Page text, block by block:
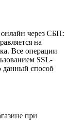
онлайн через СБП:
на
Все операции
SSL-
данный способ
при